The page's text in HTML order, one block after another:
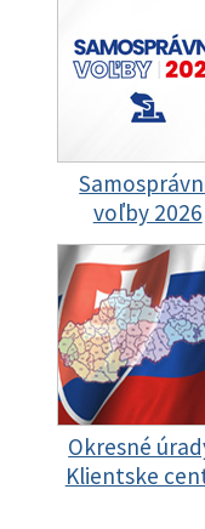
voľby 2026
Okresné
Klientske